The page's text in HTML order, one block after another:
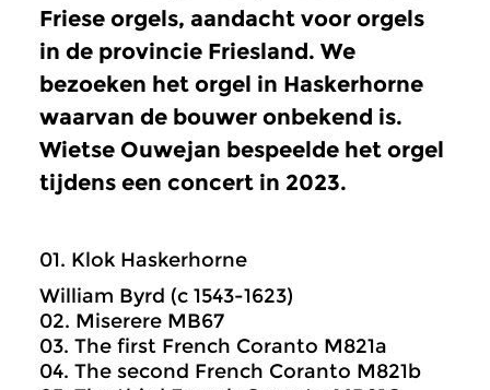
Friese orgels, aandacht voor orgels
in de provincie Friesland. We
bezoeken het orgel in Haskerhorne
waarvan de bouwer onbekend is.
Wietse Ouwejan bespeelde het orgel
tijdens een concert in 2023.
01. Klok Haskerhorne
William Byrd (c 1543-1623)
02. Miserere MB67
03. The first French Coranto M821a
04. The second French Coranto M821b